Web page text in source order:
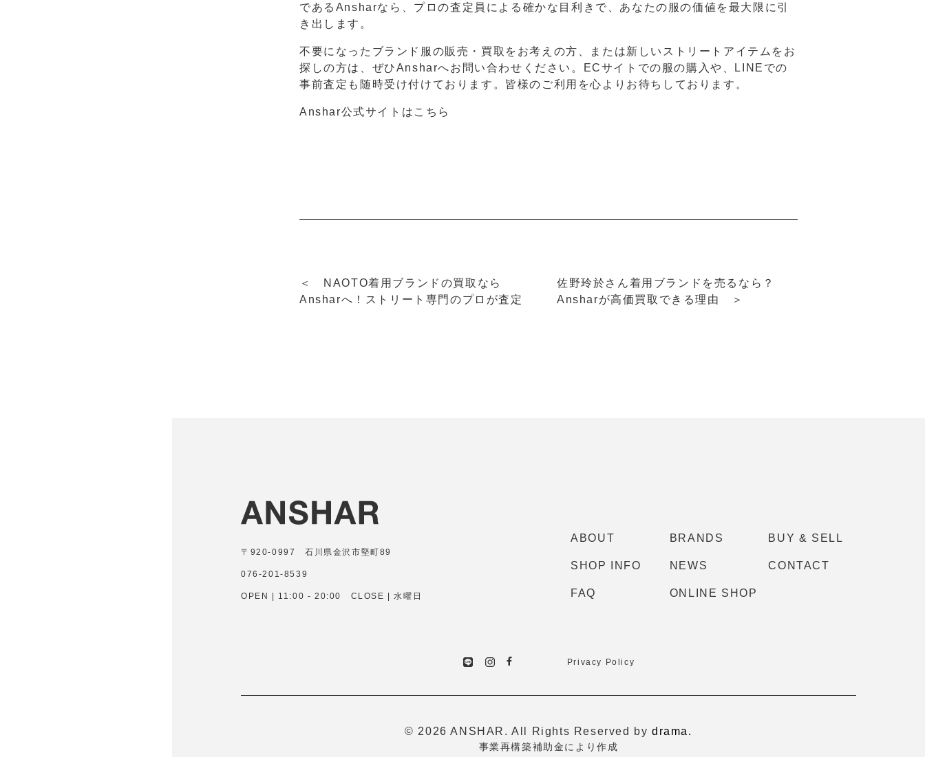
であるAnsharなら、プロの査定員による確かな目利きで、あなたの服の価値を最大限に引
き出します。
不要になったブランド服の販売・買取をお考えの方、または新しいストリートアイテムをお
探しの方は、ぜひAnsharへお問い合わせください。ECサイトでの服の購入や、LINEでの
事前査定も随時受け付けております。皆様のご利用を心よりお待ちしております。
Anshar公式サイトはこちら
＜ NAOTO着用ブランドの買取なら
Ansharへ！ストリート専門のプロが査定
佐野玲於さん着用ブランドを売るなら？
Ansharが高価買取できる理由 ＞
〒920-0997 石川県金沢市堅町89
076-201-8539
OPEN | 11:00 - 20:00 CLOSE | 水曜日
ABOUT BRANDS BUY & SELL
SHOP INFO NEWS CONTACT
FAQ ONLINE SHOP
Privacy Policy
© 2026 ANSHAR. All Rights Reserved bydrama.
事業再構築補助金により作成